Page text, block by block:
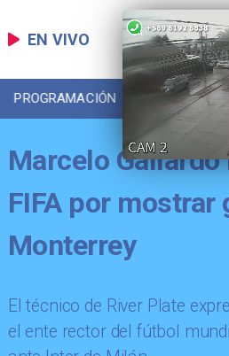
EN VIVO
PROGRAMACIÓN LOCAL
Marcelo
FIFA por mostrar
Monterrey
El técnico de River Plate
el ente rector del fútbol